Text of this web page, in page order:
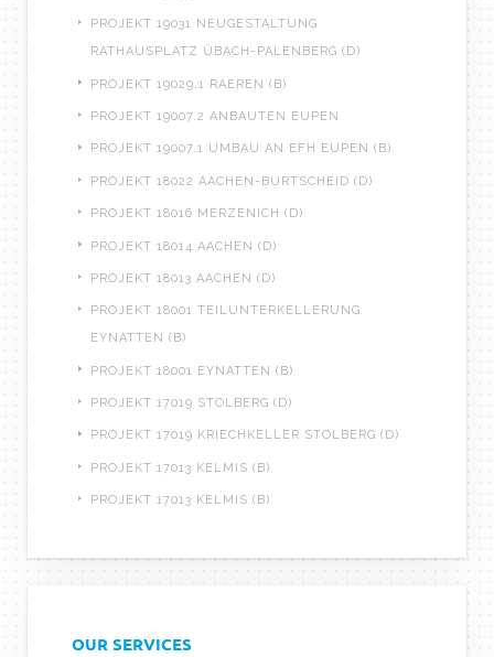
PROJEKT 19031 NEUGESTALTUNG
RATHAUSPLATZ ÜBACH-PALENBERG (D)
PROJEKT 19029.1 RAEREN (B)
PROJEKT 19007.2 ANBAUTEN EUPEN
PROJEKT 19007.1 UMBAU AN EFH EUPEN (B)
PROJEKT 18022 AACHEN-BURTSCHEID (D)
PROJEKT 18016 MERZENICH (D)
PROJEKT 18014 AACHEN (D)
PROJEKT 18013 AACHEN (D)
PROJEKT 18001 TEILUNTERKELLERUNG
EYNATTEN (B)
PROJEKT 18001 EYNATTEN (B)
PROJEKT 17019 STOLBERG (D)
PROJEKT 17019 KRIECHKELLER STOLBERG (D)
PROJEKT 17013 KELMIS (B)
PROJEKT 17013 KELMIS (B)
OUR SERVICES